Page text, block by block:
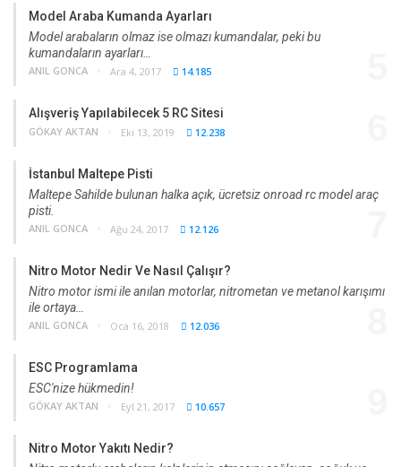
Model Araba Kumanda Ayarları
Model arabaların olmaz ise olmazı kumandalar, peki bu
kumandaların ayarları…
ANIL GONCA Ara 4, 2017 14.185
Alışveriş Yapılabilecek 5 RC Sitesi
GÖKAY AKTAN Eki 13, 2019 12.238
İstanbul Maltepe Pisti
Maltepe Sahilde bulunan halka açık, ücretsiz onroad rc model araç
pisti.
ANIL GONCA Ağu 24, 2017 12.126
Nitro Motor Nedir Ve Nasıl Çalışır?
Nitro motor ismi ile anılan motorlar, nitrometan ve metanol karışımı
ile ortaya…
ANIL GONCA Oca 16, 2018 12.036
ESC Programlama
ESC'nize hükmedin!
GÖKAY AKTAN Eyl 21, 2017 10.657
Nitro Motor Yakıtı Nedir?